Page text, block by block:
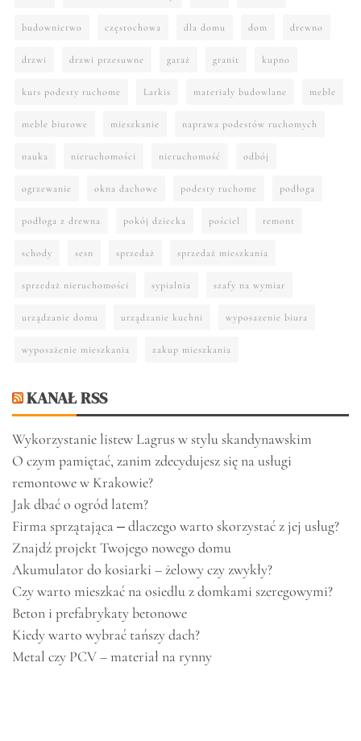
budownictwo częstochowa dla domu dom drewno
drzwi drzwi przesuwne garaż granit kupno
kurs podesty ruchome Larkis materiały budowlane meble
meble biurowe mieszkanie naprawa podestów ruchomych
nauka nieruchomości nieruchomość odbój
ogrzewanie okna dachowe podesty ruchome podłoga
podłoga z drewna pokój dziecka pościel remont
schody sesn sprzedaż sprzedaż mieszkania
sprzedaż nieruchomości sypialnia szafy na wymiar
urządzanie domu urządzanie kuchni wyposazenie biura
wyposażenie mieszkania zakup mieszkania
KANAŁ RSS
Wykorzystanie listew Lagrus w stylu skandynawskim
O czym pamiętać, zanim zdecydujesz się na usługi
remontowe w Krakowie?
Jak dbać o ogród latem?
Firma sprzątająca ‒ dlaczego warto skorzystać z jej usług?
Znajdź projekt Twojego nowego domu
Akumulator do kosiarki – żelowy czy zwykły?
Czy warto mieszkać na osiedlu z domkami szeregowymi?
Beton i prefabrykaty betonowe
Kiedy warto wybrać tańszy dach?
Metal czy PCV – materiał na rynny